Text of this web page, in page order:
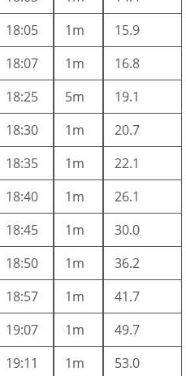
18:05 1m
15.9
18:07 1m
16.8
18:25 5m
19.1
18:30 1m
20.7
18:35 1m
22.1
18:40 1m
26.1
18:45 1m
30.0
18:50 1m
36.2
18:57 1m
41.7
19:07 1m
49.7
19:11 1m
53.0